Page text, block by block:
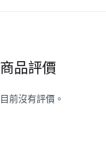
商品評價
目前沒有評價。